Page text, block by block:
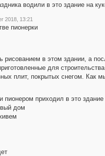
водили в это здание на
2018, 13:21
пионерки
рисованием в этом здании, а
для
плит, покрытых снегом. Как
приходил в это
дом